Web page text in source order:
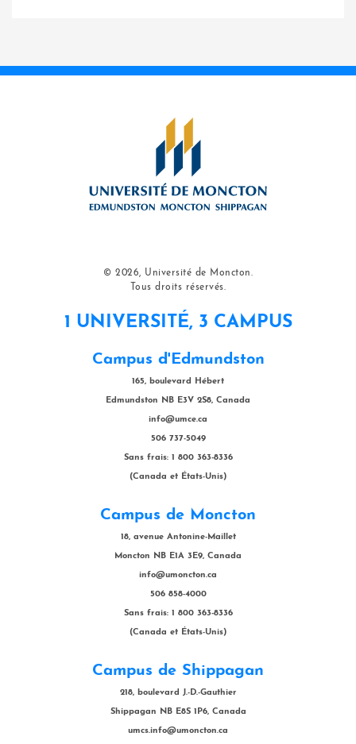
© 2026, Université de Moncton.
Tous droits réservés.
1 UNIVERSITÉ, 3 CAMPUS
Campus d'Edmundston
165, boulevard Hébert
Edmundston NB E3V 2S8, Canada
info@umce.ca
506 737-5049
Sans frais: 1 800 363-8336
(Canada et États-Unis)
Campus de Moncton
18, avenue Antonine-Maillet
Moncton NB E1A 3E9, Canada
info@umoncton.ca
506 858-4000
Sans frais: 1 800 363-8336
(Canada et États-Unis)
Campus de Shippagan
218, boulevard J.-D.-Gauthier
Shippagan NB E8S 1P6, Canada
umcs.info@umoncton.ca